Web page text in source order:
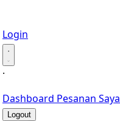
Login
·
·
Dashboard Pesanan Saya
Logout